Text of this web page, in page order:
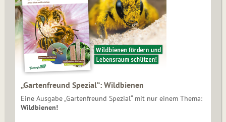
„Gartenfreund Spezial“: Wildbienen
Eine Ausgabe „Gartenfreund Spezial“ mit nur einem Thema:
Wildbienen!